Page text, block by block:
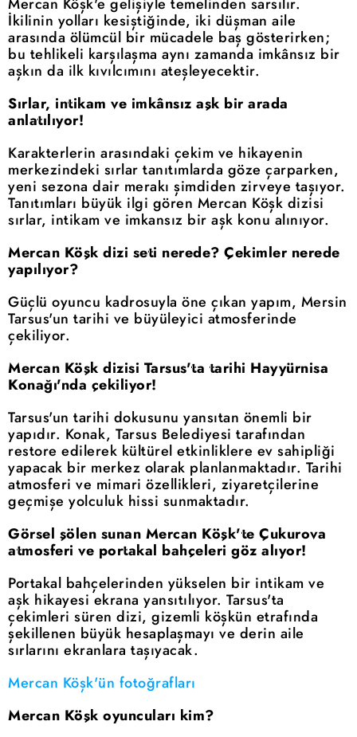
İkilinin yolları kesiştiğinde, iki düşman aile
arasında ölümcül bir mücadele baş gösterirken;
bu tehlikeli karşılaşma aynı zamanda imkânsız bir
aşkın da ilk kıvılcımını ateşleyecektir.
Sırlar, intikam ve imkânsız aşk bir arada
anlatılıyor!
Karakterlerin arasındaki çekim ve hikayenin
merkezindeki sırlar tanıtımlarda göze çarparken,
yeni sezona dair merakı şimdiden zirveye taşıyor.
Tanıtımları büyük ilgi gören Mercan Köşk dizisi
sırlar, intikam ve imkansız bir aşk konu alınıyor.
Mercan Köşk dizi seti nerede? Çekimler nerede
yapılıyor?
Güçlü oyuncu kadrosuyla öne çıkan yapım, Mersin
Tarsus'un tarihi ve büyüleyici atmosferinde
çekiliyor.
Mercan Köşk dizisi Tarsus'ta tarihi Hayyürnisa
Konağı'nda çekiliyor!
Tarsus'un tarihi dokusunu yansıtan önemli bir
yapıdır. Konak, Tarsus Belediyesi tarafından
restore edilerek kültürel etkinliklere ev sahipliği
yapacak bir merkez olarak planlanmaktadır. Tarihi
atmosferi ve mimari özellikleri, ziyaretçilerine
geçmişe yolculuk hissi sunmaktadır.
Görsel şölen sunan Mercan Köşk'te Çukurova
atmosferi ve portakal bahçeleri göz alıyor!
Portakal bahçelerinden yükselen bir intikam ve
aşk hikayesi ekrana yansıtılıyor. Tarsus'ta
çekimleri süren dizi, gizemli köşkün etrafında
şekillenen büyük hesaplaşmayı ve derin aile
sırlarını ekranlara taşıyacak.
Mercan Köşk'ün fotoğrafları
Mercan Köşk oyuncuları kim?